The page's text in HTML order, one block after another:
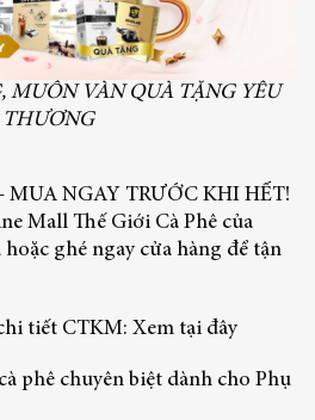
MUÔN VÀN QUÀ TẶNG YÊU
THƯƠNG
MUA NGAY TRƯỚC KHI HẾT!
Mall Thế Giới Cà Phê của
ghé ngay cửa hàng để tận
tiết CTKM: Xem tại đây
phê chuyên biệt dành cho Phụ